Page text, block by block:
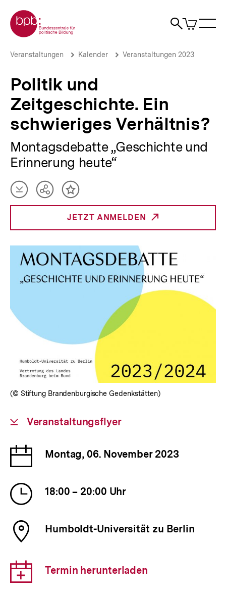
zum
Seiteninhalt
springen
Zur Startseite der bpb
Suche
Artikel
im
Politik
schwieriges
Verhältnis?
bpb.de
Brotkrümelnavigation
Pfadnavigation
Veranstaltungen Kalender Veranstaltungen 2023
Politik und
Zeitgeschichte. Ein
schwieriges Verhältnis?
Montagsdebatte „Geschichte und
Erinnerung heute“
_INTERNER
JETZT ANMELDEN
Artikel
herunterladen
Teilen
Optionen
anzeigen
Inhalt
merken
(© Stiftung Brandenburgische Gedenkstätten)
Download-
Veranstaltungsflyer
Datum
der
Veranstaltung
Montag, 06. November 2023
Uhrzeit
der
Veranstaltung
18:00 – 20:00 Uhr
Ort
der
Humboldt-Universität zu Berlin
Download-
Link:
Termin herunterladen